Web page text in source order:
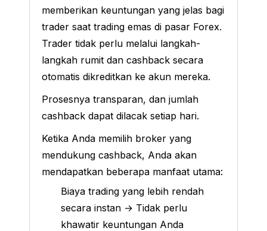
memberikan keuntungan yang jelas bagi
trader saat trading emas di pasar Forex.
Trader tidak perlu melalui langkah-
langkah rumit dan cashback secara
otomatis dikreditkan ke akun mereka.
Prosesnya transparan, dan jumlah
cashback dapat dilacak setiap hari.
Ketika Anda memilih broker yang
mendukung cashback, Anda akan
mendapatkan beberapa manfaat utama:
Biaya trading yang lebih rendah
secara instan → Tidak perlu
khawatir keuntungan Anda